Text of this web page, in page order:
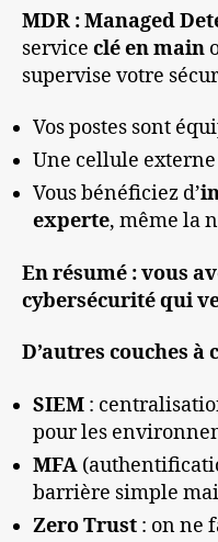
MDR : Managed
service clé en main
supervise votre
Vos postes sont
Une cellule externe
Vous bénéficiez d’
experte, même la
En résumé : vous
cybersécurité qui
D’autres couches à
SIEM :
pour les
MFA
barrière simple
Zero Trust : on ne